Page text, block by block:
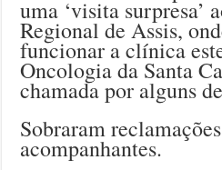
uma ‘visita surpresa’
Regional de Assis,
funcionar a clínica
Oncologia da Santa
chamada por alguns
Sobraram
acompanhantes.